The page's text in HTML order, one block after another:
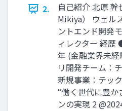
2.
⾃⼰紹介 北原
Mikiya） ウェル
ントエンド開発
ィレクター 経歴
年 (⾦融業界未
リ開発チーム：
新規事業：テッ
“働く世代に豊か
ンの実現 2